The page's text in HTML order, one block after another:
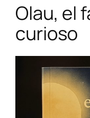
Olau, el
curioso